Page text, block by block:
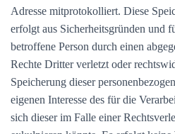
Adresse mitprotokolliert. Diese
erfolgt aus Sicherheitsgründen und
betroffene Person durch einen
Rechte Dritter verletzt oder
Speicherung dieser
eigenen Interesse des für die
sich dieser im Falle einer